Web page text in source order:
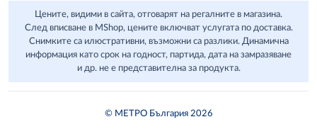
Цените, видими в сайта, отговарят на регалните в магазина.
След вписване в MShop, цените включват услугата по доставка.
Снимките са илюстративни, възможни са разлики. Динамична
информация като срок на годност, партида, дата на замразяване
и др. не е представителна за продукта.
© МЕТРО България 2026